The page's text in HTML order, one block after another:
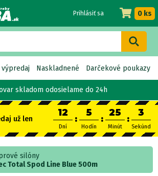
skladom odosielame do 24h
Prihlásiť sa 0 ks
Naskladnené Darčekové poukazy
už len
12
Dní
:
5
Hodín
:
25
Minút
:
2
Sekúnd
silóny
Total Spod Line Blue 500m